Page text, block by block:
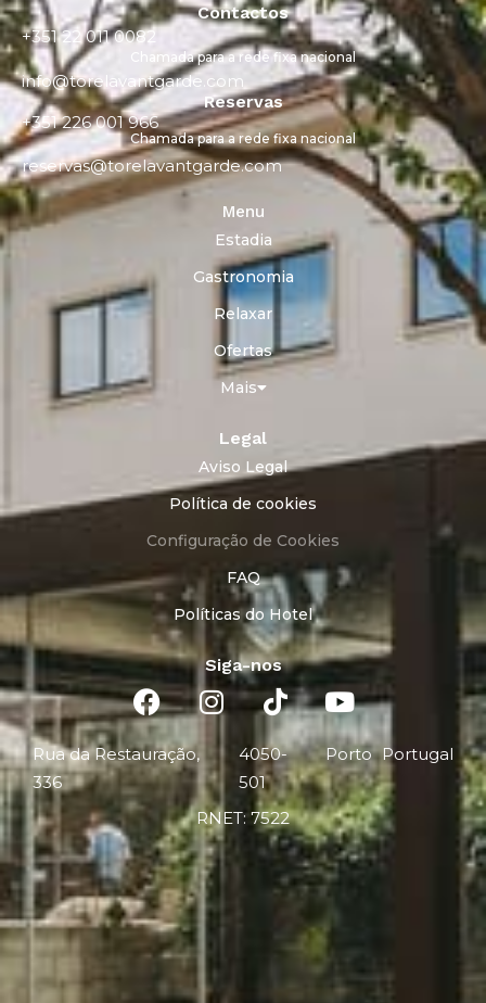
Contactos
+351 22 011 0082
Chamada para a rede fixa nacional
info@torelavantgarde.com
Reservas
+351 226 001 966
Chamada para a rede fixa nacional
reservas@torelavantgarde.com
Menu
Estadia
Gastronomia
Relaxar
Ofertas
Mais
Legal
Aviso Legal
Política de cookies
Configuração de Cookies
FAQ
Políticas do Hotel
Siga-nos
Rua da Restauração,
336
4050-
501
Porto Portugal
RNET: 7522